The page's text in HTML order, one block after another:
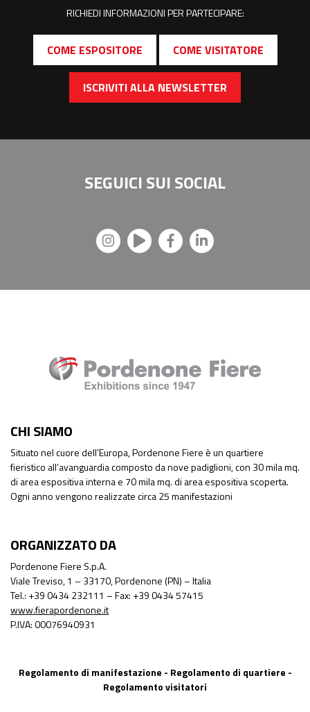
RICHIEDI INFORMAZIONI PER PARTECIPARE:
COME ESPOSITORE COME VISITATORE
ISCRIVITI ALLA NEWSLETTER
SEGUICI SUISOCIAL
CHI SIAMO
Situato nel cuore dell’Europa, Pordenone Fiere è un quartiere
fieristico all’avanguardia composto da nove padiglioni, con 30 mila mq.
di area espositiva interna e 70 mila mq. di area espositiva scoperta.
Ogni anno vengono realizzate circa 25 manifestazioni
ORGANIZZATO DA
Pordenone Fiere S.p.A.
Viale Treviso, 1 – 33170, Pordenone (PN) – Italia
Tel.: +39 0434 232111 – Fax: +39 0434 57415
www.fierapordenone.it
P.IVA: 00076940931
Regolamento di manifestazione - Regolamento di quartiere -
Regolamento visitatori